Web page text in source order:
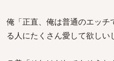
俺「正直、俺は普通のエッ
る人にたくさん愛して欲しい